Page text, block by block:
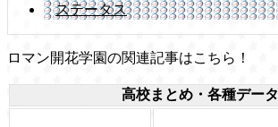
ステータス
ロマン開花学園の関連記事はこちら！
高校まとめ・各種データ